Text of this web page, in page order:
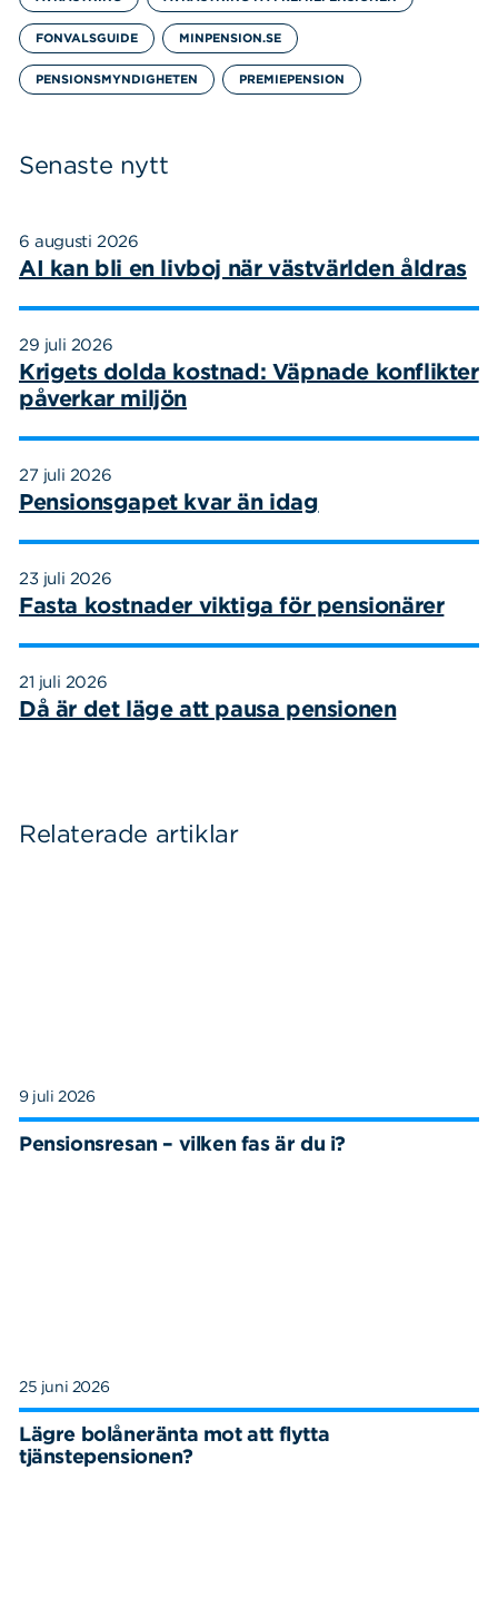
FONVALSGUIDE MINPENSION.SE
PENSIONSMYNDIGHETEN PREMIEPENSION
Senaste nytt
6 augusti 2026
AI kan bli en livboj när västvärlden åldras
29 juli 2026
Krigets dolda kostnad: Väpnade konflikter
påverkar miljön
27 juli 2026
Pensionsgapet kvar än idag
23 juli 2026
Fasta kostnader viktiga för pensionärer
21 juli 2026
Då är det läge att pausa pensionen
Relaterade artiklar
9 juli 2026
Pensionsresan – vilken fas är du i?
25 juni 2026
Lägre bolåneränta mot att flytta
tjänstepensionen?
Sök på sidan:
efter: